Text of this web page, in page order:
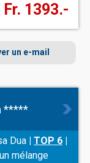
des
Fr. 1393.-
un e-mail
*****
Dua TOP 6
mélange